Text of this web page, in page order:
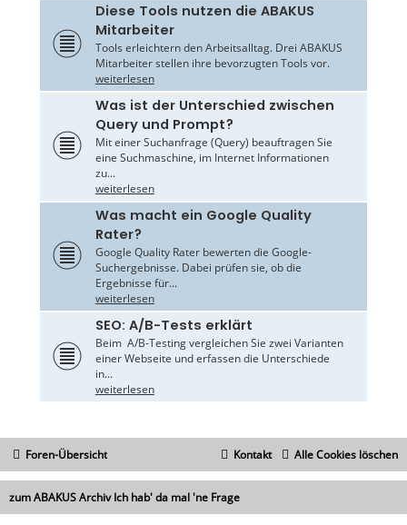
Diese Tools nutzen die ABAKUS
Mitarbeiter
Tools erleichtern den Arbeitsalltag. Drei ABAKUS
Mitarbeiter stellen ihre bevorzugten Tools vor.
weiterlesen
Was ist der Unterschied zwischen
Query und Prompt?
Mit einer Suchanfrage (Query) beauftragen Sie
eine Suchmaschine, im Internet Informationen
zu...
weiterlesen
Was macht ein Google Quality
Rater?
Google Quality Rater bewerten die Google-
Suchergebnisse. Dabei prüfen sie, ob die
Ergebnisse für...
weiterlesen
SEO: A/B-Tests erklärt
Beim A/B-Testing vergleichen Sie zwei Varianten
einer Webseite und erfassen die Unterschiede
in...
weiterlesen
Foren-Übersicht Alle Cookies löschen
Kontakt
zum ABAKUS Archiv Ich hab' da mal 'ne Frage